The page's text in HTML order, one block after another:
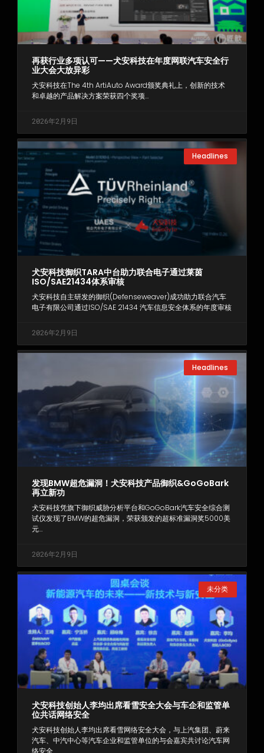
再获行业多项认可——犬安科技在年度网联汽车安全行
业大会大放异彩
犬安科技在The 4th ArtiAuto Award颁奖典礼上，创新的技术
和卓越的产品解决方案荣获四个奖项…
2026年2月9日
Headlines
犬安科技御织TARA中台助力联合电子通过莱茵
ISO/SAE21434体系审核
犬安科技自主研发的御织(Defenseweaver)成功助力联合汽车
电子有限公司通过ISO/SAE 21434 汽车信息安全体系的年度审核
2026年2月9日
Headlines
发现BMW超危漏洞！犬安科技产品御织&GoGoBark
再立新功
犬安科技凭旗下御织威胁分析平台和GoGoBark汽车安全综合测
试仪发现了BMW的超危漏洞，荣获颁发的超标准漏洞奖5000美
元…
2026年2月9日
未分类
犬安科技创始人李均出席看雪安全大会与车企和监管单
位共话网络安全
犬安科技创始人李均出席看雪网络安全大会，与上汽集团、蔚来
汽车、中汽中心等汽车企业和监管单位的与会嘉宾共讨论汽车网
络安全